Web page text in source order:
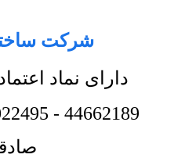
شرکت
دارای نماد
44662189
-